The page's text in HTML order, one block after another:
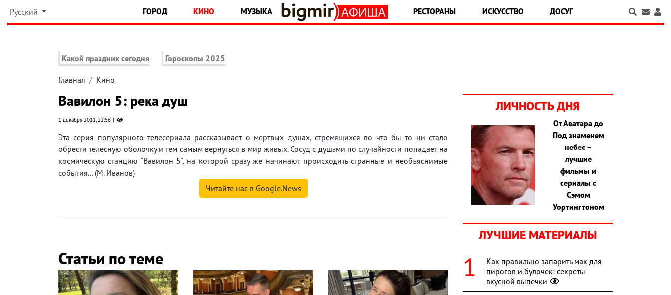
Русский ГОРОД КИНО МУЗЫКА РЕСТОРАНЫ ИСКУССТВО ДОСУГ
Какой праздник сегодня Гороскопы 2025
Главная Кино
Вавилон 5: река душ
1 декабря 2011, 22:56
Эта серия популярного телесериала рассказывает о мертвых душах, стремящихся во что бы то ни стало
обрести телесную оболочку и тем самым вернуться в мир живых. Сосуд с душами по случайности попадает на
космическую станцию "Вавилон 5", на которой сразу же начинают происходить странные и необъяснимые
события... (М. Иванов)
Читайте нас в Google.News
Статьи по теме
ЛИЧНОСТЬ ДНЯ
От Аватара до
Под знаменем
небес –
лучшие
фильмы и
сериалы с
Сэмом
Уортингтоном
ЛУЧШИЕ МАТЕРИАЛЫ
Как правильно запарить мак для
пирогов и булочек: секреты
вкусной выпечки